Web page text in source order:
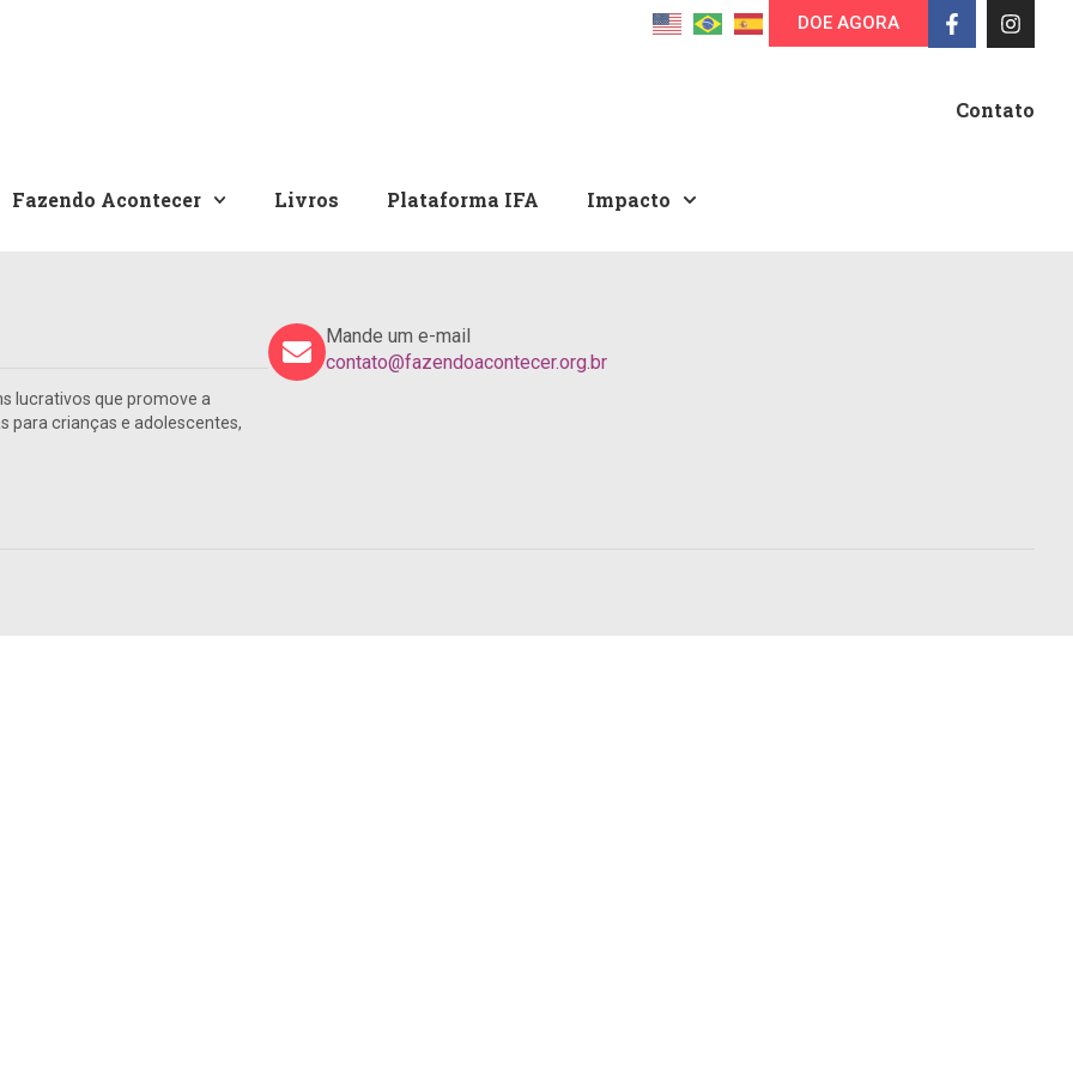
DOE AGORA
Contato
Fazendo Acontecer Livros Plataforma IFA Impacto
lucrativos que promove a
para crianças e adolescentes,
Mande um e-mail
contato@fazendoacontecer.org.br